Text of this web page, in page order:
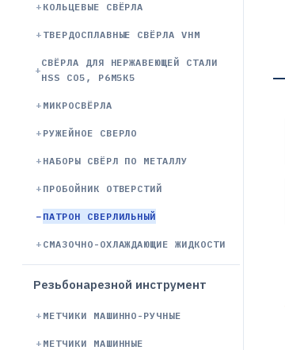
КОЛЬЦЕВЫЕ СВЁРЛА
ТВЕРДОСПЛАВНЫЕ СВЁРЛА VHM
СВЁРЛА ДЛЯ НЕРЖАВЕЮЩЕЙ СТАЛИ
HSS CO5, Р6М5К5
МИКРОСВЁРЛА
РУЖЕЙНОЕ СВЕРЛО
НАБОРЫ СВЁРЛ ПО МЕТАЛЛУ
ПРОБОЙНИК ОТВЕРСТИЙ
ПАТРОН СВЕРЛИЛЬНЫЙ
СМАЗОЧНО-ОХЛАЖДАЮЩИЕ ЖИДКОСТИ
Резьбонарезной инструмент
МЕТЧИКИ МАШИННО-РУЧНЫЕ
МЕТЧИКИ МАШИННЫЕ